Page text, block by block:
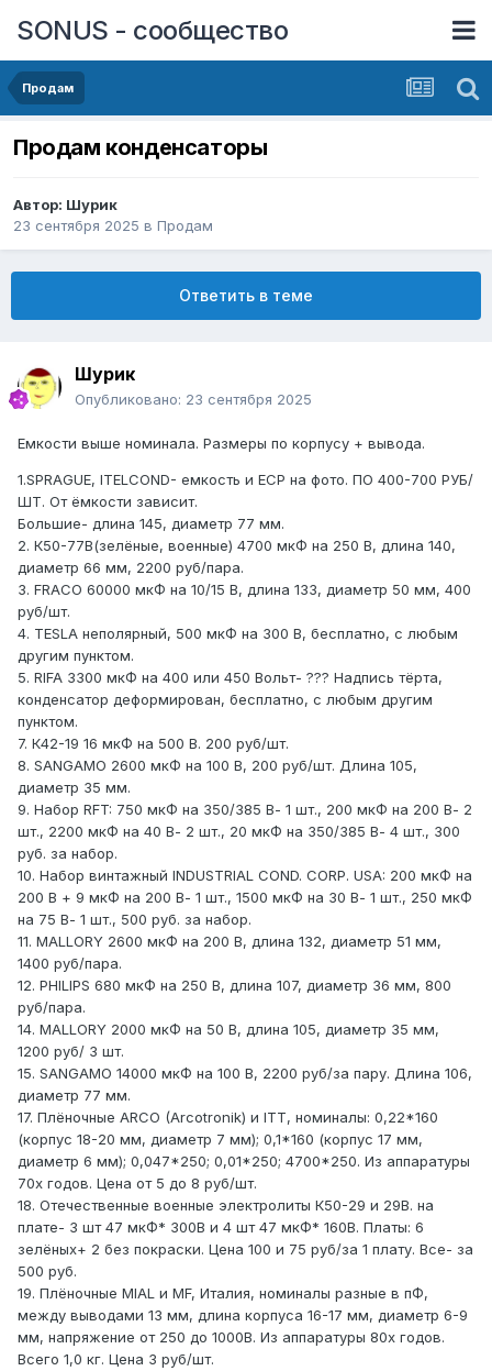
SONUS - сообщество
Продам
Продам конденсаторы
Автор: Шурик
23 сентября 2025 в Продам
Ответить в теме
Шурик
Опубликовано: 23 сентября 2025
Емкости выше номинала. Размеры по корпусу + вывода.
1.SPRAGUE, ITELCOND- емкость и ЕСР на фото. ПО 400-700 РУБ/
ШТ. От ёмкости зависит.
Большие- длина 145, диаметр 77 мм.
2. К50-77В(зелёные, военные) 4700 мкФ на 250 В, длина 140,
диаметр 66 мм, 2200 руб/пара.
3. FRACO 60000 мкФ на 10/15 В, длина 133, диаметр 50 мм, 400
руб/шт.
4. TESLA неполярный, 500 мкФ на 300 В, бесплатно, с любым
другим пунктом.
5. RIFA 3300 мкФ на 400 или 450 Вольт- ??? Надпись тёрта,
конденсатор деформирован, бесплатно, с любым другим
пунктом.
7. К42-19 16 мкФ на 500 В. 200 руб/шт.
8. SANGAMO 2600 мкФ на 100 В, 200 руб/шт. Длина 105,
диаметр 35 мм.
9. Набор RFT: 750 мкФ на 350/385 В- 1 шт., 200 мкФ на 200 В- 2
шт., 2200 мкФ на 40 В- 2 шт., 20 мкФ на 350/385 В- 4 шт., 300
руб. за набор.
10. Набор винтажный INDUSTRIAL COND. CORP. USA: 200 мкФ на
200 В + 9 мкФ на 200 В- 1 шт., 1500 мкФ на 30 В- 1 шт., 250 мкФ
на 75 В- 1 шт., 500 руб. за набор.
11. MALLORY 2600 мкФ на 200 В, длина 132, диаметр 51 мм,
1400 руб/пара.
12. PHILIPS 680 мкФ на 250 В, длина 107, диаметр 36 мм, 800
руб/пара.
14. MALLORY 2000 мкФ на 50 В, длина 105, диаметр 35 мм,
1200 руб/ 3 шт.
15. SANGAMO 14000 мкФ на 100 В, 2200 руб/за пару. Длина 106,
диаметр 77 мм.
17. Плёночные ARCO (Arcotronik) и ITT, номиналы: 0,22*160
(корпус 18-20 мм, диаметр 7 мм); 0,1*160 (корпус 17 мм,
диаметр 6 мм); 0,047*250; 0,01*250; 4700*250. Из аппаратуры
70х годов. Цена от 5 до 8 руб/шт.
18. Отечественные военные электролиты К50-29 и 29В. на
плате- 3 шт 47 мкФ* 300В и 4 шт 47 мкФ* 160В. Платы: 6
зелёных+ 2 без покраски. Цена 100 и 75 руб/за 1 плату. Все- за
500 руб.
19. Плёночные MIAL и MF, Италия, номиналы разные в пФ,
между выводами 13 мм, длина корпуса 16-17 мм, диаметр 6-9
мм, напряжение от 250 до 1000В. Из аппаратуры 80х годов.
Всего 1,0 кг. Цена 3 руб/шт.